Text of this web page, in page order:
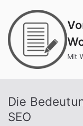
Inhalt
springen
Mit
Die
SEO